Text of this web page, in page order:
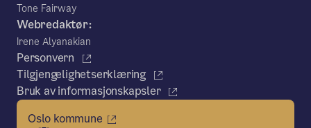
Tone Fairway
Webredaktør:
Irene Alyanakian
Personvern
Tilgjengelighetserklæring
Bruk av informasjonskapsler
Oslo kommune